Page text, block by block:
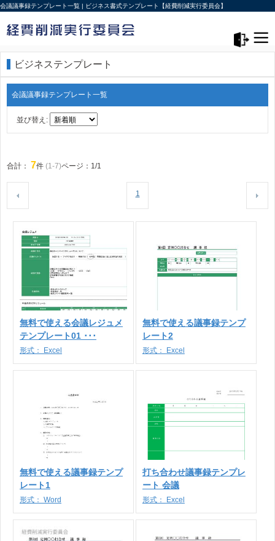
会議議事録テンプレート一覧 | ビジネス書式テンプレート【経費削減実行委員会】
ビジネステンプレート
会議議事録テンプレート一覧
並び替え:
合計： 7件 (1-7)ページ：1/1
1
無料で使える会議レジュメ
テンプレート01 ･･･
形式： Excel
無料で使える議事録テンプ
レート2
形式： Excel
無料で使える議事録テンプ
レート1
形式： Word
打ち合わせ議事録テンプレ
ート 会議
形式： Excel